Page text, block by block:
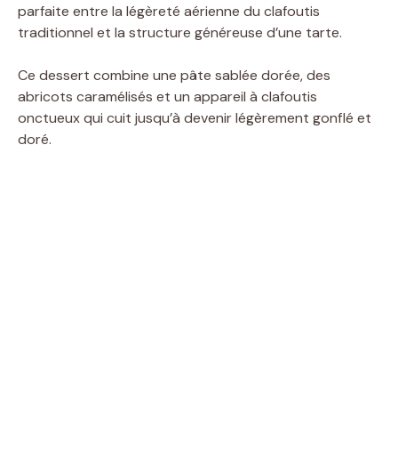
parfaite entre la légèreté aérienne du clafoutis
traditionnel et la structure généreuse d’une tarte.
Ce dessert combine une pâte sablée dorée, des
abricots caramélisés et un appareil à clafoutis
onctueux qui cuit jusqu’à devenir légèrement gonflé et
doré.